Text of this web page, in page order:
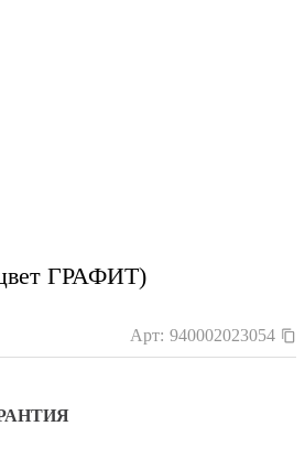
ГРАФИТ)
Арт: 940002023054